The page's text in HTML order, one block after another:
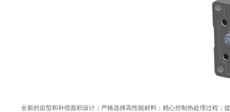
全新的齿型和补偿面积设计；严格选择高性能材料；精心控制热处理过程；